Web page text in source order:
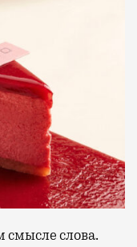
смысле слова.